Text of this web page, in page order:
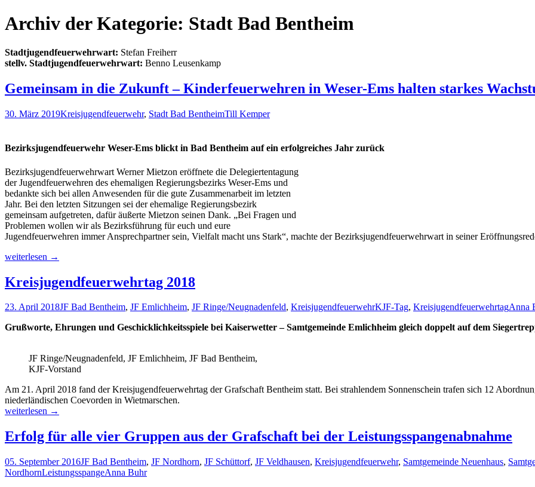
Archiv der Kategorie: Stadt Bad Bentheim
Stadtjugendfeuerwehrwart: Stefan Freiherr
stellv. Stadtjugendfeuerwehrwart: Benno Leusenkamp
Gemeinsam in die Zukunft – Kinderfeuerwehren in Weser-Ems halten starkes
30. März 2019Kreisjugendfeuerwehr, Stadt Bad BentheimTill Kemper
Bezirksjugendfeuerwehr Weser-Ems blickt in Bad Bentheim auf ein erfolgreiches Jahr zurück
Bezirksjugendfeuerwehrwart Werner Mietzon eröffnete die Delegiertentagung
der Jugendfeuerwehren des ehemaligen Regierungsbezirks Weser-Ems und
bedankte sich bei allen Anwesenden für die gute Zusammenarbeit im letzten
Jahr. Bei den letzten Sitzungen sei der ehemalige Regierungsbezirk
gemeinsam aufgetreten, dafür äußerte Mietzon seinen Dank. „Bei Fragen und
Problemen wollen wir als Bezirksführung für euch und eure
Jugendfeuerwehren immer Ansprechpartner sein, Vielfalt macht uns Stark“, machte der Bezirksjugendfeuerwehrwart in seiner
Gemeinsam
die
Zukunft
Kinderfeuerwehren
Weser-
starkes
Wachstum
weiterlesen →
Kreisjugendfeuerwehrtag 2018
23. April 2018JF Bad Bentheim, JF Emlichheim, JF Ringe/Neugnadenfeld, KreisjugendfeuerwehrKJF-Tag, KreisjugendfeuerwehrtagAnna
Grußworte, Ehrungen und Geschicklichkeitsspiele bei Kaiserwetter – Samtgemeinde Emlichheim gleich doppelt auf dem
JF Ringe/Neugnadenfeld, JF Emlichheim, JF Bad Bentheim,
KJF-Vorstand
Am 21. April 2018 fand der Kreisjugendfeuerwehrtag der Grafschaft Bentheim statt. Bei strahlendem Sonnenschein trafen sich 12
niederländischen Coevorden in Wietmarschen.
Kreisjugendfeuerwehrtag
weiterlesen →
Erfolg für alle vier Gruppen aus der Grafschaft bei der Leistungsspangenabnahme
05. September 2016JF Bad Bentheim, JF Nordhorn, JF Schüttorf, JF Veldhausen, Kreisjugendfeuerwehr, Samtgemeinde Neuenhaus,
NordhornLeistungsspangeAnna Buhr